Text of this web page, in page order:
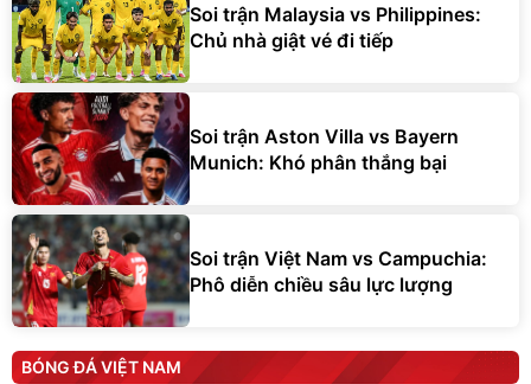
Soi trận Malaysia vs Philippines:
Chủ nhà giật vé đi tiếp
Soi trận Aston Villa vs Bayern
Munich: Khó phân thắng bại
Soi trận Việt Nam vs Campuchia:
Phô diễn chiều sâu lực lượng
BÓNG ĐÁ VIỆT NAM